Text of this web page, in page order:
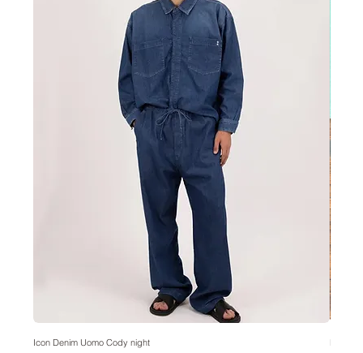
Icon Denim Uomo Cody night